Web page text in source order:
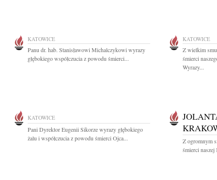
KATOWICE
Panu dr. hab. Stanisławowi Michalczykowi wyrazy
głębokiego współczucia z powodu śmierci...
KATOWICE
Z wielkim
śmierci
Wyrazy...
KATOWICE
Pani Dyrektor Eugenii Sikorze wyrazy głębokiego
żalu i współczucia z powodu śmierci Ojca...
Z ogromnym
śmierci